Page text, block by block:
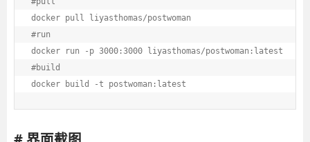
docker pull liyasthomas/postwoman
#run
docker run -p 3000:3000 liyasthomas/postwoman:latest
#build